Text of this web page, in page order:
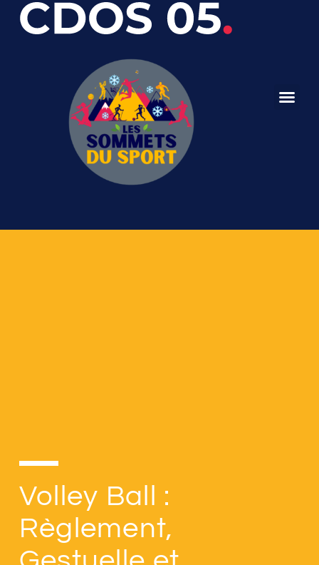
Volley Ball :
Règlement,